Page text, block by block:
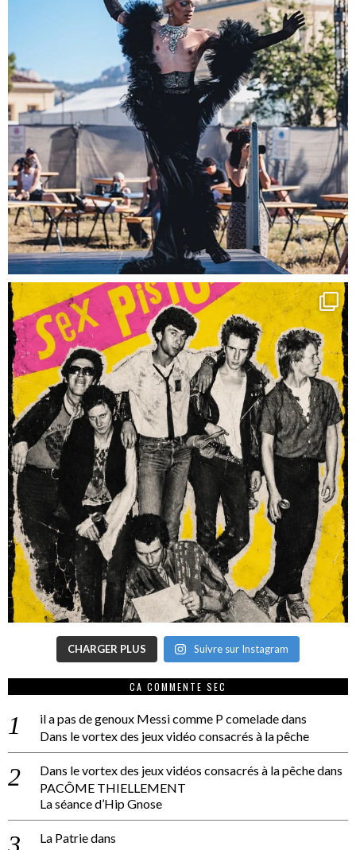
CHARGER PLUS Suivre sur Instagram
CA COMMENTE SEC
il a pas de genoux Messi comme P comeladedans
Dans le vortex des jeux vidéo consacrés à la pêche
Dans le vortex des jeux vidéos consacrés à la pêchedans
PACÔME THIELLEMENT
La séance d’Hip Gnose
La Patriedans